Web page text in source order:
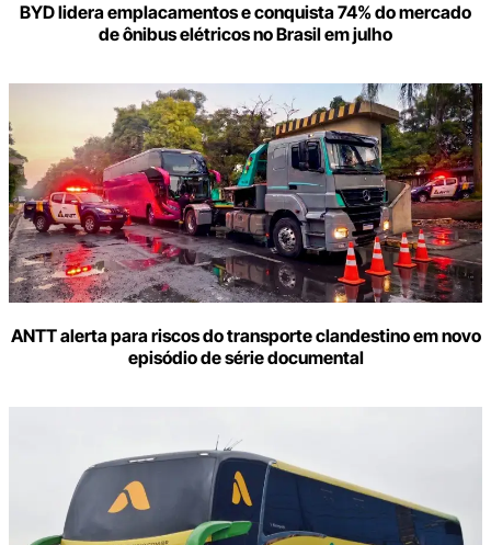
BYD lidera emplacamentos e conquista 74% do mercado
de ônibus elétricos no Brasil em julho
ANTT alerta para riscos do transporte clandestino em novo
episódio de série documental